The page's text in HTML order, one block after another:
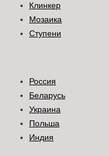
Клинкер
Мозаика
Ступени
Россия
Беларусь
Украина
Польша
Индия